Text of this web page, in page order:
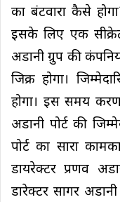
का बंटवारा कैसे
इसके लिए एक
अडानी ग्रुप की
जिक्र होगा।
होगा। इस समय
अडानी पोर्ट की
पोर्ट का सारा
डायरेक्टर प्रणव
डारेक्टर सागर